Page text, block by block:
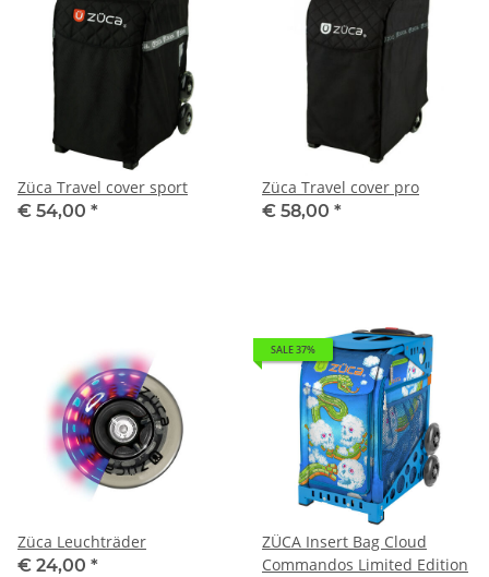
Züca Travel cover sport
€ 54,00 *
Züca Travel cover pro
€ 58,00 *
Züca Leuchträder
€ 24,00 *
SALE 37%
ZÜCA Insert Bag Cloud
Commandos Limited Edition